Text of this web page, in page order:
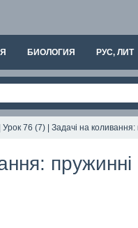
БИОЛОГИЯ РУС, ЛИТ
76 (7) | Задачі на коливання:
пружинні